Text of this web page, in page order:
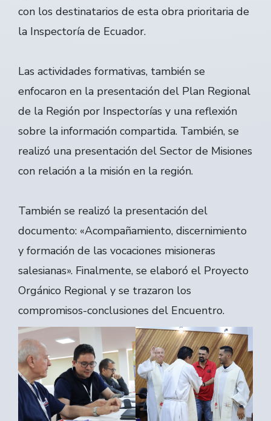
con los destinatarios de esta obra prioritaria de
la Inspectoría de Ecuador.
Las actividades formativas, también se
enfocaron en la presentación del Plan Regional
de la Región por Inspectorías y una reflexión
sobre la información compartida. También, se
realizó una presentación del Sector de Misiones
con relación a la misión en la región.
También se realizó la presentación del
documento: «Acompañamiento, discernimiento
y formación de las vocaciones misioneras
salesianas». Finalmente, se elaboró el Proyecto
Orgánico Regional y se trazaron los
compromisos-conclusiones del Encuentro.